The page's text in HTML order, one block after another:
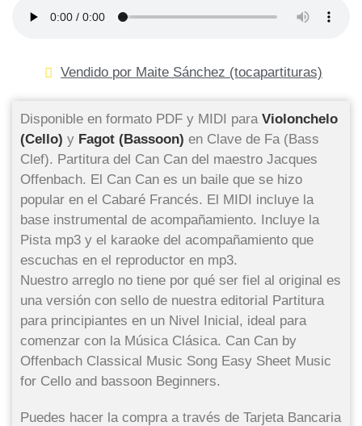
Vendido por Maite Sánchez (tocapartituras)
Disponible en formato PDF y MIDI para Violonchelo
(Cello) y Fagot (Bassoon) en Clave de Fa (Bass
Clef). Partitura del Can Can del maestro Jacques
Offenbach. El Can Can es un baile que se hizo
popular en el Cabaré Francés. El MIDI incluye la
base instrumental de acompañamiento. Incluye la
Pista mp3 y el karaoke del acompañamiento que
escuchas en el reproductor en mp3.
Nuestro arreglo no tiene por qué ser fiel al original es
una versión con sello de nuestra editorial Partitura
para principiantes en un Nivel Inicial, ideal para
comenzar con la Música Clásica. Can Can by
Offenbach Classical Music Song Easy Sheet Music
for Cello and bassoon Beginners.
Puedes hacer la compra a través de Tarjeta Bancaria